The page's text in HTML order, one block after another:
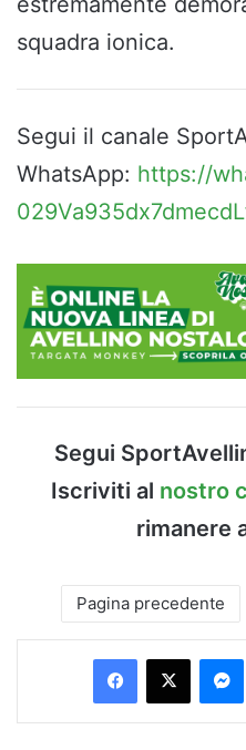
squadra ionica.
Segui il canale
WhatsApp: https://
Segui
Iscriviti al nostro
rimanere
Pagina precedente
Facebook
X